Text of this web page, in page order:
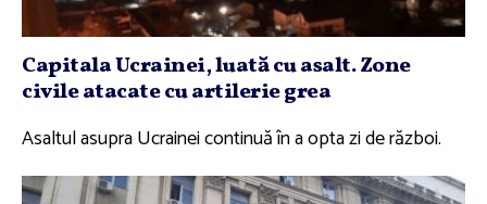
Capitala Ucrainei, luată cu asalt. Zone
civile atacate cu artilerie grea
Asaltul asupra Ucrainei continuă în a opta zi de război.